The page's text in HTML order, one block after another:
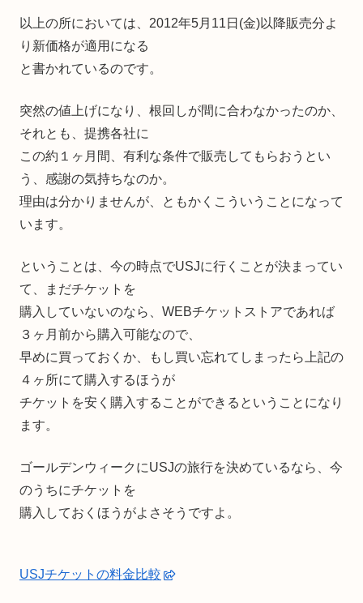
以上の所においては、2012年5月11日(金)以降販売分よ
り新価格が適用になる
と書かれているのです。
突然の値上げになり、根回しが間に合わなかったのか、
それとも、提携各社に
この約１ヶ月間、有利な条件で販売してもらおうとい
う、感謝の気持ちなのか。
理由は分かりませんが、ともかくこういうことになって
います。
ということは、今の時点でUSJに行くことが決まってい
て、まだチケットを
購入していないのなら、WEBチケットストアであれば
３ヶ月前から購入可能なので、
早めに買っておくか、もし買い忘れてしまったら上記の
４ヶ所にて購入するほうが
チケットを安く購入することができるということになり
ます。
ゴールデンウィークにUSJの旅行を決めているなら、今
のうちにチケットを
購入しておくほうがよさそうですよ。
USJチケットの料金比較